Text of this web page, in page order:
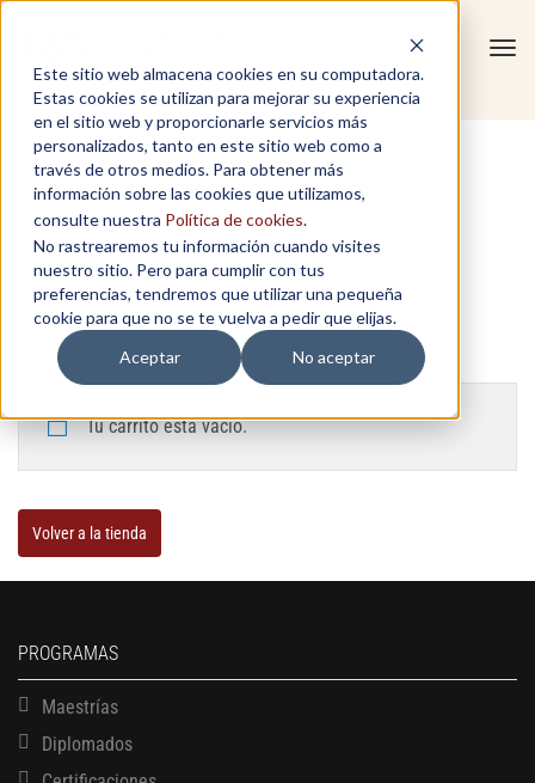
Este sitio web almacena cookies en su computadora.
Estas cookies se utilizan para mejorar su experiencia
en el sitio web y proporcionarle servicios más
personalizados, tanto en este sitio web como a
través de otros medios. Para obtener más
información sobre las cookies que utilizamos,
consulte nuestra Política de cookies.
No rastrearemos tu información cuando visites
nuestro sitio. Pero para cumplir con tus
preferencias, tendremos que utilizar una pequeña
cookie para que no se te vuelva a pedir que elijas.
Aceptar
No aceptar
FINALIZA TU COMPRA
Tu carrito está vacío.
Volver a la tienda
PROGRAMAS
Maestrías
Diplomados